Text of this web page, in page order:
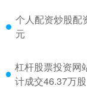
个人配资炒股配
元
杠杆股票投资网
计成交46.37万股